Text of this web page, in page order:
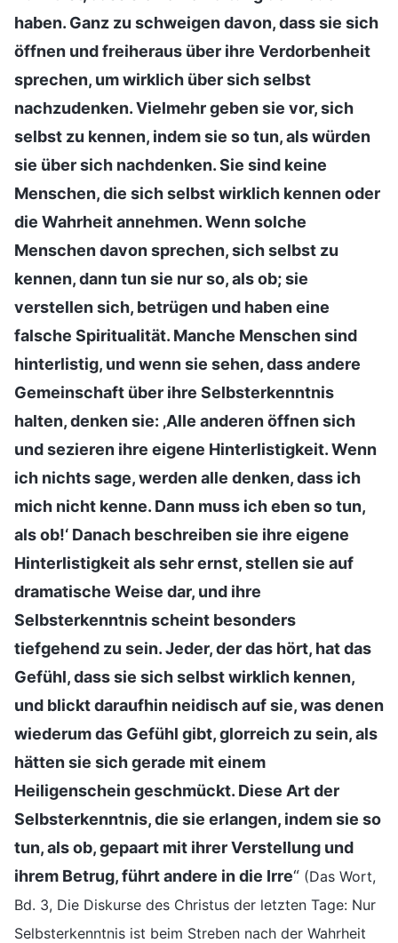
haben. Ganz zu schweigen davon, dass sie sich
öffnen und freiheraus über ihre Verdorbenheit
sprechen, um wirklich über sich selbst
nachzudenken. Vielmehr geben sie vor, sich
selbst zu kennen, indem sie so tun, als würden
sie über sich nachdenken. Sie sind keine
Menschen, die sich selbst wirklich kennen oder
die Wahrheit annehmen. Wenn solche
Menschen davon sprechen, sich selbst zu
kennen, dann tun sie nur so, als ob; sie
verstellen sich, betrügen und haben eine
falsche Spiritualität. Manche Menschen sind
hinterlistig, und wenn sie sehen, dass andere
Gemeinschaft über ihre Selbsterkenntnis
halten, denken sie: ‚Alle anderen öffnen sich
und sezieren ihre eigene Hinterlistigkeit. Wenn
ich nichts sage, werden alle denken, dass ich
mich nicht kenne. Dann muss ich eben so tun,
als ob!‘ Danach beschreiben sie ihre eigene
Hinterlistigkeit als sehr ernst, stellen sie auf
dramatische Weise dar, und ihre
Selbsterkenntnis scheint besonders
tiefgehend zu sein. Jeder, der das hört, hat das
Gefühl, dass sie sich selbst wirklich kennen,
und blickt daraufhin neidisch auf sie, was denen
wiederum das Gefühl gibt, glorreich zu sein, als
hätten sie sich gerade mit einem
Heiligenschein geschmückt. Diese Art der
Selbsterkenntnis, die sie erlangen, indem sie so
tun, als ob, gepaart mit ihrer Verstellung und
ihrem Betrug, führt andere in die Irre“ (Das Wort,
Bd. 3, Die Diskurse des Christus der letzten Tage: Nur
Selbsterkenntnis ist beim Streben nach der Wahrheit